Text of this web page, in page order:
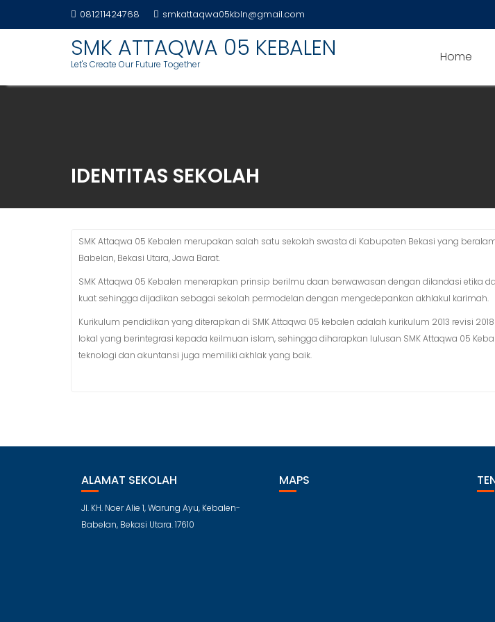
t
081211424768 smkattaqwa05kbln@gmail.com
SMK ATTAQWA 05 KEBALEN
Let's Create Our Future Together Home
IDENTITAS SEKOLAH
SMK Attaqwa 05 Kebalen merupakan salah satu sekolah swasta di Kabupaten Bekasi yang
Babelan, Bekasi Utara, Jawa Barat.
SMK Attaqwa 05 Kebalen menerapkan prinsip berilmu daan berwawasan dengan dilandasi etika
kuat sehingga dijadikan sebagai sekolah permodelan dengan mengedepankan akhlakul karimah.
Kurikulum pendidikan yang diterapkan di SMK Attaqwa 05 kebalen adalah kurikulum 2013 revisi
lokal yang berintegrasi kepada keilmuan islam, sehingga diharapkan lulusan SMK Attaqwa 05
teknologi dan akuntansi juga memiliki akhlak yang baik.
ALAMAT SEKOLAH
Jl. KH. Noer Alie 1, Warung Ayu, Kebalen-
Babelan, Bekasi Utara. 17610
MAPS